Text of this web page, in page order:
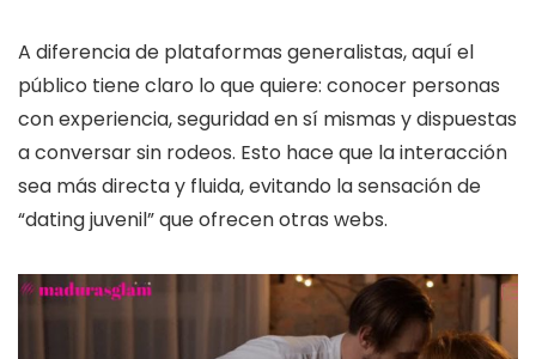
A diferencia de plataformas generalistas, aquí el
público tiene claro lo que quiere: conocer personas
con experiencia, seguridad en sí mismas y dispuestas
a conversar sin rodeos. Esto hace que la interacción
sea más directa y fluida, evitando la sensación de
“dating juvenil” que ofrecen otras webs.